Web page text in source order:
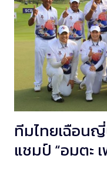
ทีมไทยเฉือน
แชมป์​ “อมตะ